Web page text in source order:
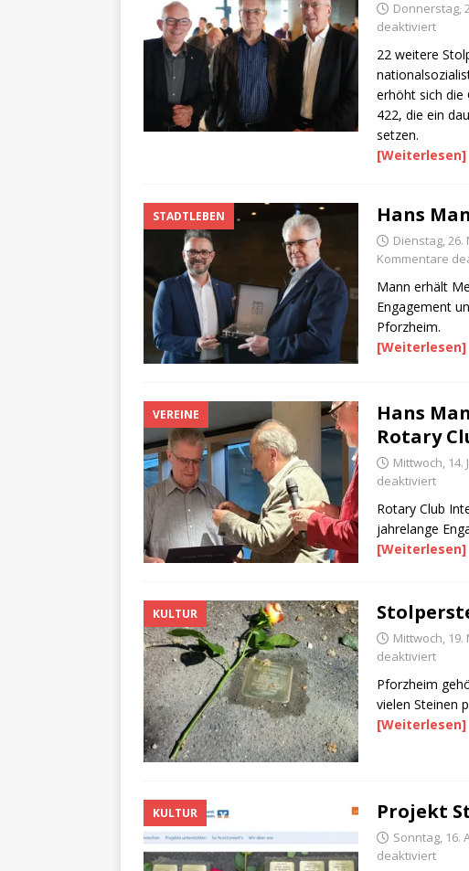
Donnerstag,
deaktiviert
22 weitere
erhöht sich die
422, die ein
setzen.
[Weiterlesen]
STADTLEBEN Hans
Dienstag, 26.
Kommentare
Mann erhält
Engagement
Pforzheim.
[Weiterlesen]
VEREINE
Hans
Rotary
Mittwoch, 14.
deaktiviert
Rotary Club
jahrelange
[Weiterlesen]
KULTUR
Mittwoch, 19.
deaktiviert
Pforzheim
vielen Steinen
[Weiterlesen]
KULTUR Projekt
Sonntag, 16.
deaktiviert